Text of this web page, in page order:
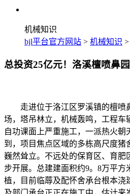
机械知识
bjl平台官方网站 > 机械知识 >
总投资25亿元！洛溪檀喷鼻
走进位于洛江区罗溪镇的檀喷
场，塔吊林立，机械轰鸣，工程车
自功课面上严重施工，一派热火朝
到，项目焦点区域的多栋高尺度猪
巍然耸立。不远处的保育区、育肥
步开展。总建建面积约9。8万平方
植，目前临蓐及配怀舍承台根本浇